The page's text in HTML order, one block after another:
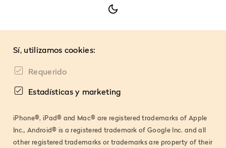
Sí, utilizamos cookies:
Requerido
Estadísticas y marketing
iPhone®, iPad® and Mac® are registered trademarks of Apple
Inc., Android® is a registered trademark of Google Inc. and all
other registered trademarks or trademarks are property of their